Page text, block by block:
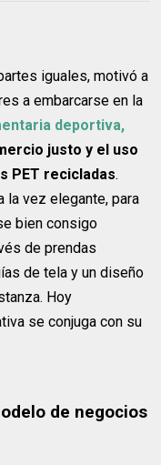
iguales, motivó a
a embarcarse en la
deportiva,
justo y el uso
PET recicladas.
vez elegante, para
bien consigo
de prendas
de tela y un diseño
Hoy
se conjuga con su
de negocios